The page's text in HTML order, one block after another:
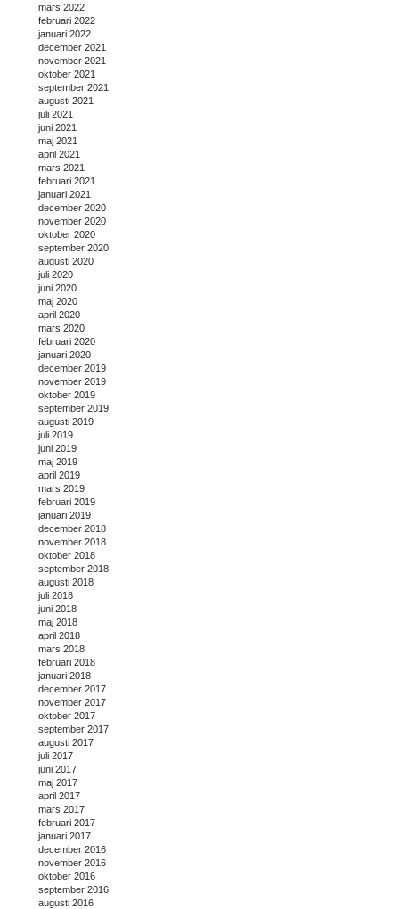
mars 2022
februari 2022
januari 2022
december 2021
november 2021
oktober 2021
september 2021
augusti 2021
juli 2021
juni 2021
maj 2021
april 2021
mars 2021
februari 2021
januari 2021
december 2020
november 2020
oktober 2020
september 2020
augusti 2020
juli 2020
juni 2020
maj 2020
april 2020
mars 2020
februari 2020
januari 2020
december 2019
november 2019
oktober 2019
september 2019
augusti 2019
juli 2019
juni 2019
maj 2019
april 2019
mars 2019
februari 2019
januari 2019
december 2018
november 2018
oktober 2018
september 2018
augusti 2018
juli 2018
juni 2018
maj 2018
april 2018
mars 2018
februari 2018
januari 2018
december 2017
november 2017
oktober 2017
september 2017
augusti 2017
juli 2017
juni 2017
maj 2017
april 2017
mars 2017
februari 2017
januari 2017
december 2016
november 2016
oktober 2016
september 2016
augusti 2016